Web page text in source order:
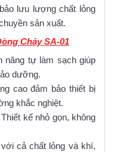
lưu lượng chất lỏng
sản xuất.
Chảy SA-01
năng tự làm sạch giúp
dưỡng.
cao đảm bảo thiết bị
khắc nghiệt.
Thiết kế nhỏ gọn, không
cả chất lỏng và khí,